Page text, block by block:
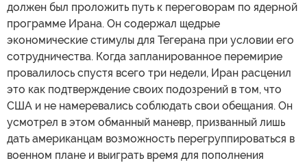
должен был проложить путь к переговорам по ядерной
программе Ирана. Он содержал щедрые
экономические стимулы для Тегерана при условии его
сотрудничества. Когда запланированное перемирие
провалилось спустя всего три недели, Иран расценил
это как подтверждение своих подозрений в том, что
США и не намеревались соблюдать свои обещания. Он
усмотрел в этом обманный маневр, призванный лишь
дать американцам возможность перегруппироваться в
военном плане и выиграть время для пополнения